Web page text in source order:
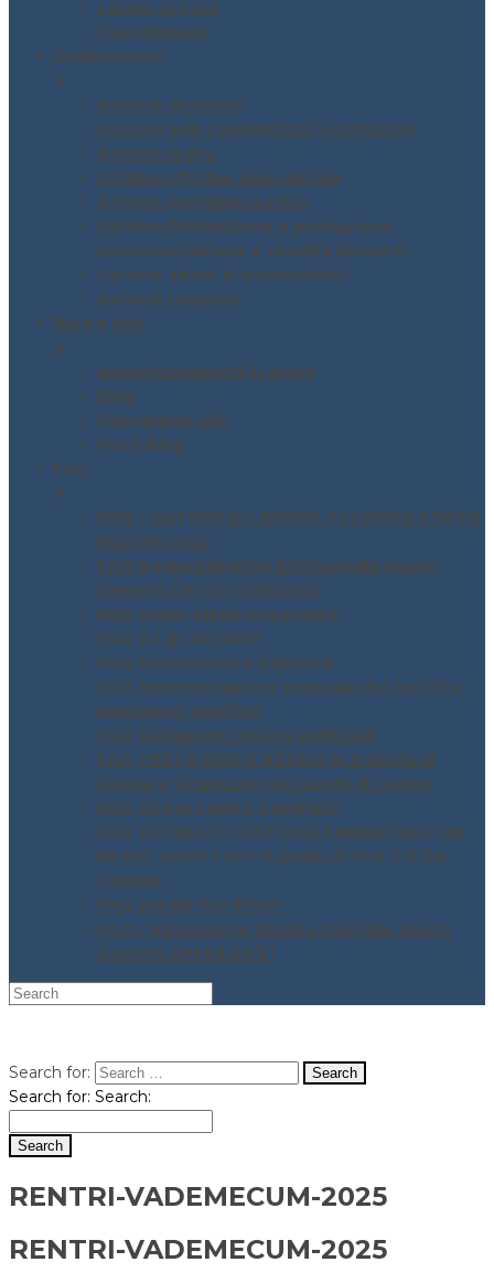
Lavora con noi
Questionario
Questionario
▼
Settore generico
Settore edili / impiantisti / costruzioni
Settore legno
Settore officine meccaniche
Settore metalmeccanico
Settore Ristorazione e produzione,
somministrazione e vendita Alimenti
Settore saloni di acconciatori
Settore trasporti
Blog e Info
▼
Approfondimenti in breve
Blog
Documenti utili
Fonti Blog
FAQ
▼
FAQ – DATORE DI LAVORO ACCORDO STATO
REGIONI 2025
FAQ Aggiornamento Antincendio nuovo
Decreto DM 01-02/09/2021
FAQ campi elettromagnetici
FAQ D.Lgs 231/2001
FAQ Formazione a Distanza
FAQ Movimentazione manuale dei carichi e
movimenti ripetitivi
FAQ Radiazioni Ottiche Artificiali
FAQ TESTO UNICO 81/2028 in materia di
Salute e Sicurezza nei Luoghi di Lavoro
FAQ Stress Lavoro Correlato
FAQ SISTEMI DI GESTIONE AMBIENTALE UNI
EN ISO 14001 TUTTO QUELLO CHE C’È DA
SAPERE
FAQ UNI EN ISO 37001
FAQ – Valutazione Rischio incendio nuovo
Decreto DM 03/06/21
Search for:
Search for: Search:
RENTRI-VADEMECUM-2025
RENTRI-VADEMECUM-2025